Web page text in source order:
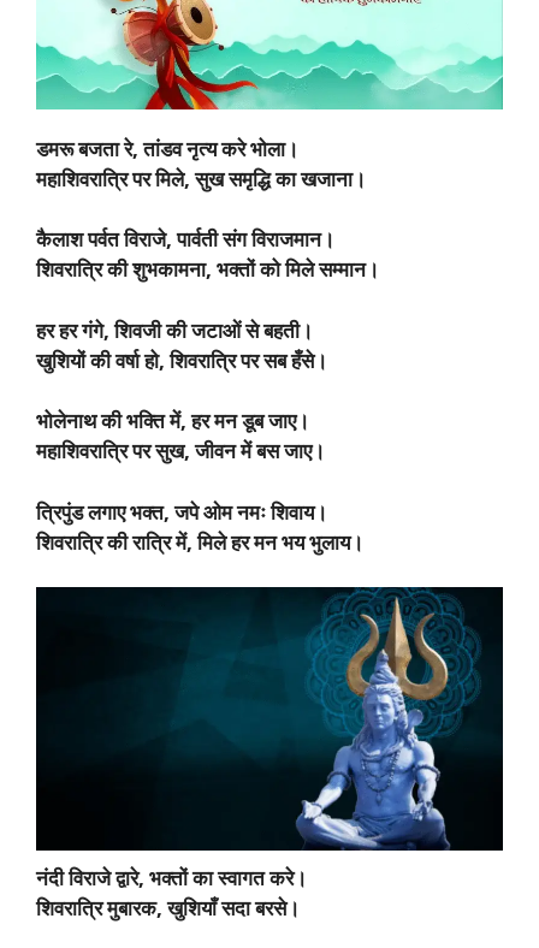
डमरू बजता रे, तांडव नृत्य करे भोला।
महाशिवरात्रि पर मिले, सुख समृद्धि का खजाना।
कैलाश पर्वत विराजे, पार्वती संग विराजमान।
शिवरात्रि की शुभकामना, भक्तों को मिले सम्मान।
हर हर गंगे, शिवजी की जटाओं से बहती।
खुशियों की वर्षा हो, शिवरात्रि पर सब हँसे।
भोलेनाथ की भक्ति में, हर मन डूब जाए।
महाशिवरात्रि पर सुख, जीवन में बस जाए।
त्रिपुंड लगाए भक्त, जपे ओम नमः शिवाय।
शिवरात्रि की रात्रि में, मिले हर मन भय भुलाय।
नंदी विराजे द्वारे, भक्तों का स्वागत करे।
शिवरात्रि मुबारक, खुशियाँ सदा बरसे।